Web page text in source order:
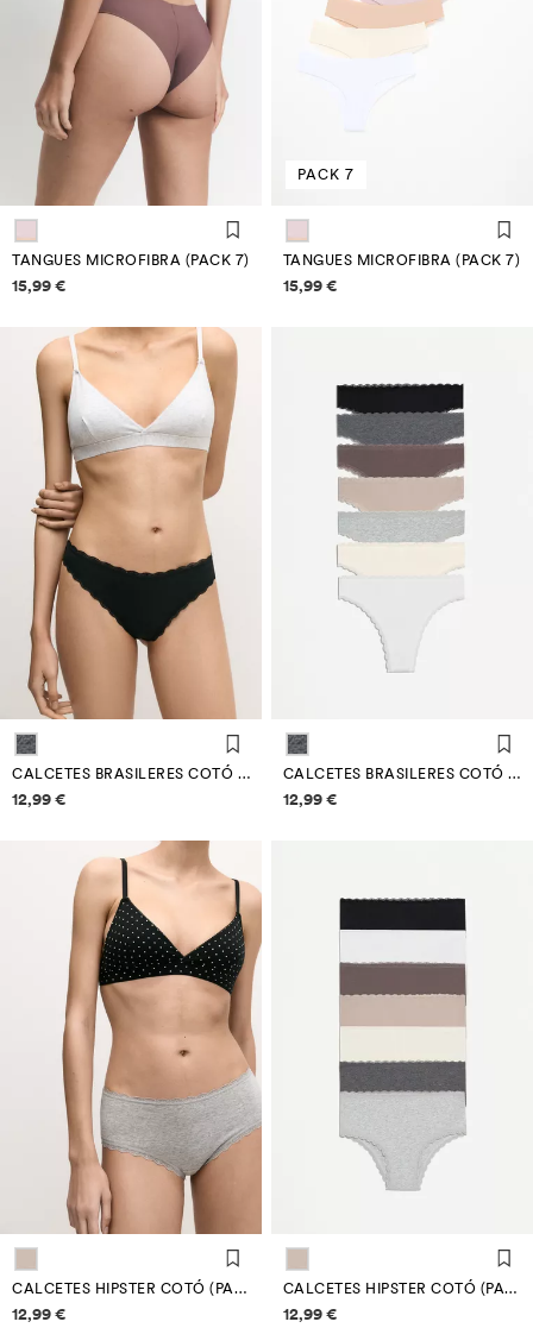
TANGUES MICROFIBRA (PACK 7)
Informació de preus
15,99 €
PACK 7
TANGUES MICROFIBRA (PACK 7)
Informació de preus
15,99 €
CALCETES BRASILERES COTÓ (PACK 7)
Informació de preus
12,99 €
CALCETES BRASILERES COTÓ (PACK 7)
Informació de preus
12,99 €
CALCETES HIPSTER COTÓ (PACK 7)
Informació de preus
12,99 €
CALCETES HIPSTER COTÓ (PACK 7)
Informació de preus
12,99 €